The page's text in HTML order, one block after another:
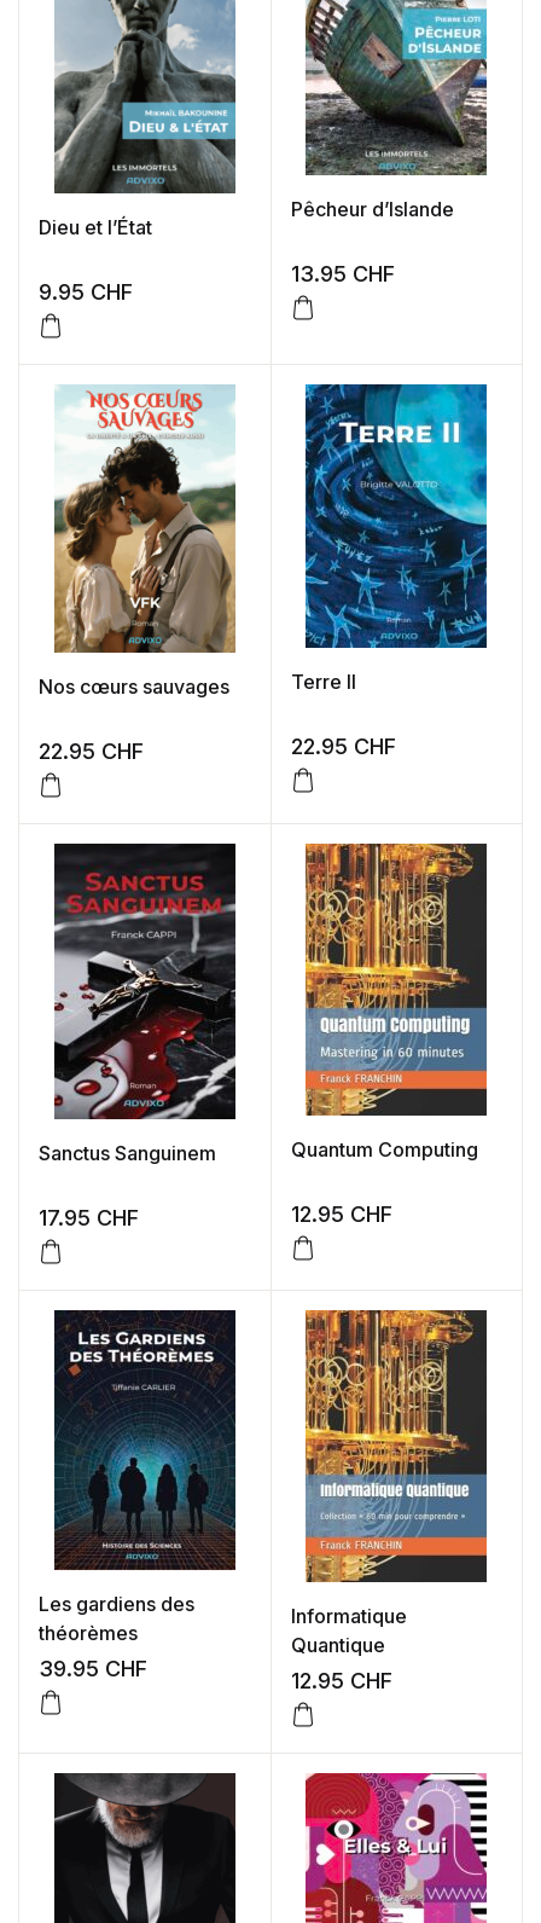
Dieu et l’État
9.95 CHF
Pêcheur d’Islande
13.95 CHF
Nos cœurs sauvages
22.95 CHF
Terre II
22.95 CHF
Sanctus Sanguinem
17.95 CHF
Quantum Computing
12.95 CHF
Les gardiens des
théorèmes
39.95 CHF
Informatique
Quantique
12.95 CHF